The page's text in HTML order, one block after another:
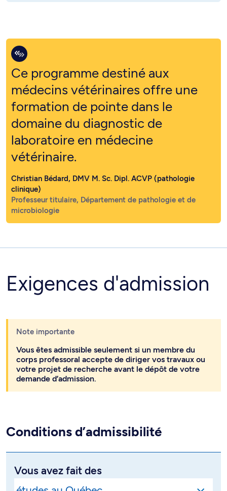
Ce programme destiné aux
médecins vétérinaires offre une
formation de pointe dans le
domaine du diagnostic de
laboratoire en médecine
vétérinaire.
Christian Bédard, DMV M. Sc. Dipl. ACVP (pathologie
clinique)
Professeur titulaire, Département de pathologie et de
microbiologie
Exigences d'admission
Note importante
Vous êtes admissible seulement si un membre du
corps professoral accepte de diriger vos travaux ou
votre projet de recherche avant le dépôt de votre
demande d’admission.
Conditions d’admissibilité
Vous avez fait des